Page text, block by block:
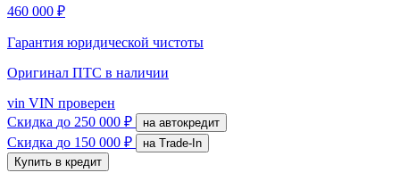
460 000 ₽
Гарантия юридической чистоты
Оригинал ПТС в наличии
vin VIN проверен
Скидка до 250 000 ₽ на автокредит
Скидка до 150 000 ₽
на Trade-In
Купить в кредит